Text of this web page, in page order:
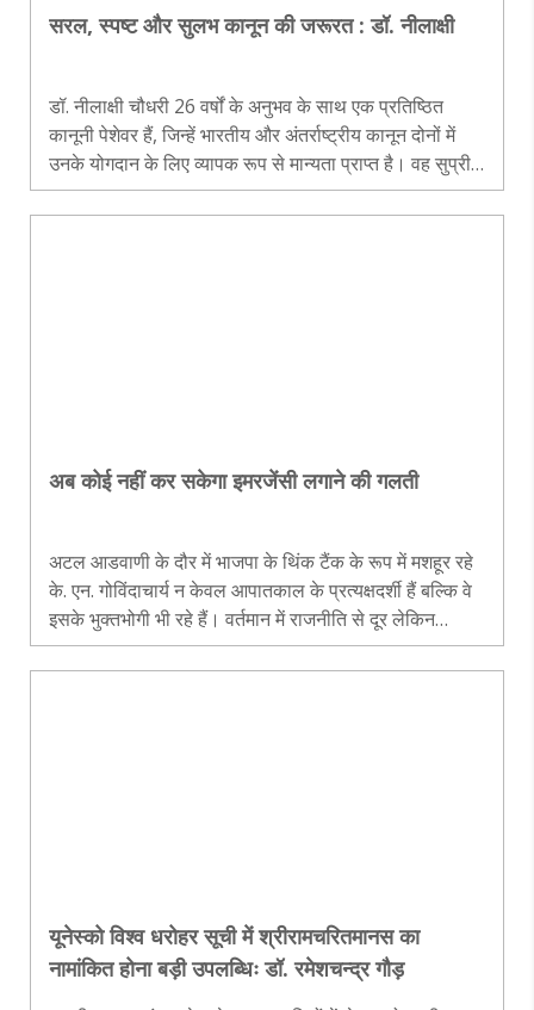
सरल, स्पष्ट और सुलभ कानून की जरूरत : डॉ. नीलाक्षी
डॉ. नीलाक्षी चौधरी 26 वर्षों के अनुभव के साथ एक प्रतिष्ठित
कानूनी पेशेवर हैं, जिन्हें भारतीय और अंतर्राष्ट्रीय कानून दोनों में
उनके योगदान के लिए व्यापक रूप से मान्यता प्राप्त है। वह सुप्रीम
कोर्ट बार एसोसिएशन ऑफ इंडिया, अमेरिकन बार एसोसिएशन और
इंटरनेशनल..
अब कोई नहीं कर सकेगा इमरजेंसी लगाने की गलती
अटल आडवाणी के दौर में भाजपा के थिंक टैंक के रूप में मशहूर रहे
के. एन. गोविंदाचार्य न केवल आपातकाल के प्रत्यक्षदर्शी हैं बल्कि वे
इसके भुक्तभोगी भी रहे हैं। वर्तमान में राजनीति से दूर लेकिन
सामाजिक मुद्दों को लेकर लगातार सक्रिय गोविंदाचार्य से
आपातकाल को लेकर सौरव राय ने लंबी बातचीत की। प्रस्तुत है
यूनेस्को विश्व धरोहर सूची में श्रीरामचरितमानस का
नामांकित होना बड़ी उपलब्धिः डॉ. रमेशचन्द्र गौड़